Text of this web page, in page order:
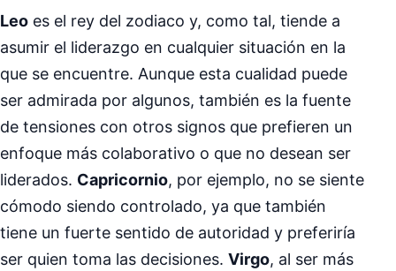
Leo es el rey del zodiaco y, como tal, tiende a
asumir el liderazgo en cualquier situación en la
que se encuentre. Aunque esta cualidad puede
ser admirada por algunos, también es la fuente
de tensiones con otros signos que prefieren un
enfoque más colaborativo o que no desean ser
liderados. Capricornio, por ejemplo, no se siente
cómodo siendo controlado, ya que también
tiene un fuerte sentido de autoridad y preferiría
ser quien toma las decisiones. Virgo, al ser más